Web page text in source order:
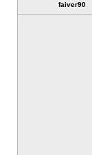
faiver90